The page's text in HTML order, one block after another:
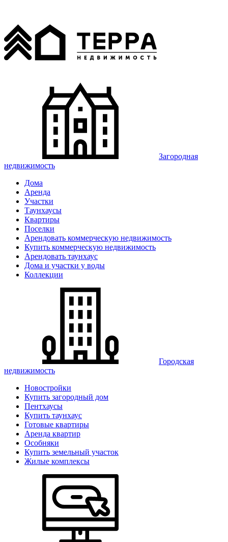
Загородная
недвижимость
Дома
Аренда
Участки
Таунхаусы
Квартиры
Поселки
Арендовать коммерческую недвижимость
Купить коммерческую недвижимость
Арендовать таунхаус
Дома и участки у воды
Коллекции
Городская
недвижимость
Новостройки
Купить загородный дом
Пентхаусы
Купить таунхаус
Готовые квартиры
Аренда квартир
Особняки
Купить земельный участок
Жилые комплексы